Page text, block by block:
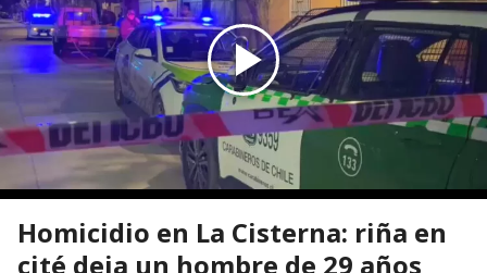
Homicidio en La Cisterna: riña en
cité deja un hombre de 29 años